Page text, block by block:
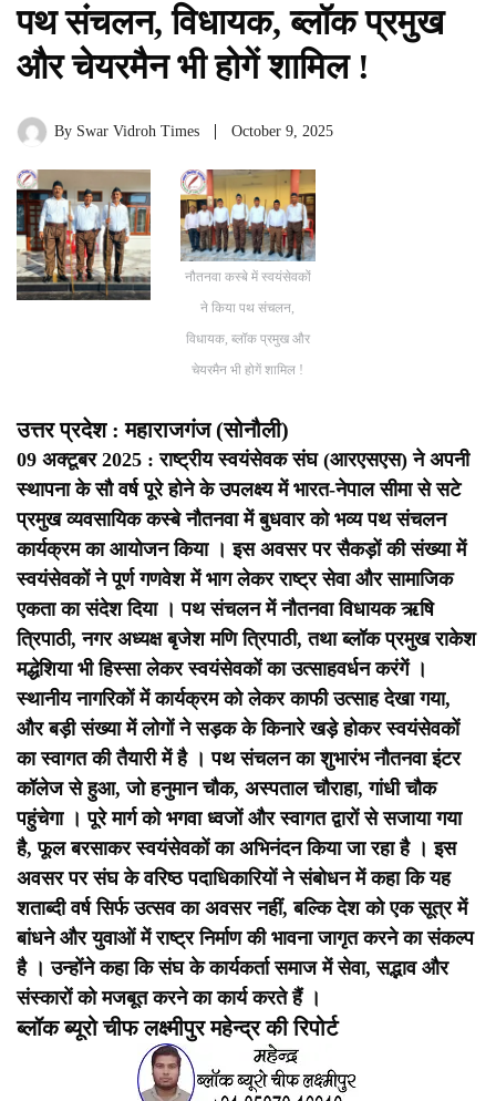
पथ संचलन, विधायक, ब्लॉक प्रमुख
और चेयरमैन भी होगें शामिल !
By Swar Vidroh Times October 9, 2025
नौतनवा कस्बे में स्वयंसेवकों
ने किया पथ संचलन,
विधायक, ब्लॉक प्रमुख और
चेयरमैन भी होगें शामिल !
उत्तर प्रदेश : महाराजगंज (सोनौली)
09 अक्टूबर 2025 : राष्ट्रीय स्वयंसेवक संघ (आरएसएस) ने अपनी
स्थापना के सौ वर्ष पूरे होने के उपलक्ष्य में भारत-नेपाल सीमा से सटे
प्रमुख व्यवसायिक कस्बे नौतनवा में बुधवार को भव्य पथ संचलन
कार्यक्रम का आयोजन किया । इस अवसर पर सैकड़ों की संख्या में
स्वयंसेवकों ने पूर्ण गणवेश में भाग लेकर राष्ट्र सेवा और सामाजिक
एकता का संदेश दिया । पथ संचलन में नौतनवा विधायक ऋषि
त्रिपाठी, नगर अध्यक्ष बृजेश मणि त्रिपाठी, तथा ब्लॉक प्रमुख राकेश
मद्धेशिया भी हिस्सा लेकर स्वयंसेवकों का उत्साहवर्धन करंगें ।
स्थानीय नागरिकों में कार्यक्रम को लेकर काफी उत्साह देखा गया,
और बड़ी संख्या में लोगों ने सड़क के किनारे खड़े होकर स्वयंसेवकों
का स्वागत की तैयारी में है ।पथ संचलन का शुभारंभ नौतनवा इंटर
कॉलेज से हुआ, जो हनुमान चौक, अस्पताल चौराहा, गांधी चौक
पहुंचेगा । पूरे मार्ग को भगवा ध्वजों और स्वागत द्वारों से सजाया गया
है, फूल बरसाकर स्वयंसेवकों का अभिनंदन किया जा रहा है । इस
अवसर पर संघ के वरिष्ठ पदाधिकारियों ने संबोधन में कहा कि यह
शताब्दी वर्ष सिर्फ उत्सव का अवसर नहीं, बल्कि देश को एक सूत्र में
बांधने और युवाओं में राष्ट्र निर्माण की भावना जागृत करने का संकल्प
है । उन्होंने कहा कि संघ के कार्यकर्ता समाज में सेवा, सद्भाव और
संस्कारों को मजबूत करने का कार्य करते हैं ।
ब्लॉक ब्यूरो चीफ लक्ष्मीपुर महेन्द्र की रिपोर्ट